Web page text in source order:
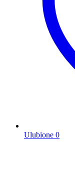
Ulubione 0